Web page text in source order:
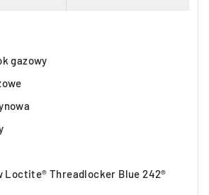
gazowy
Loctite® Threadlocker Blue 242®